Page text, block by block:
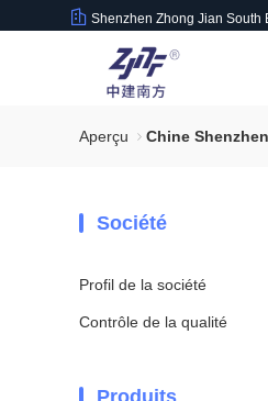
Shenzhen Zhong Jian South
Aperçu Chine
Société
Profil de la société
Contrôle de la qualité
Produits